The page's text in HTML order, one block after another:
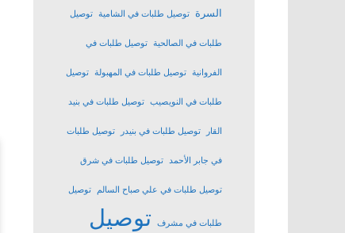
السرة توصيل طلبات في الشامية توصيل
طلبات في الصالحية توصيل طلبات في
الفروانية توصيل طلبات في المهبولة توصيل
طلبات في النويصيب توصيل طلبات في بنيد
القار توصيل طلبات في بنيدر توصيل طلبات
في جابر الأحمد توصيل طلبات في شرق
توصيل طلبات في علي صباح السالم توصيل
طلبات في مشرف
توصيل